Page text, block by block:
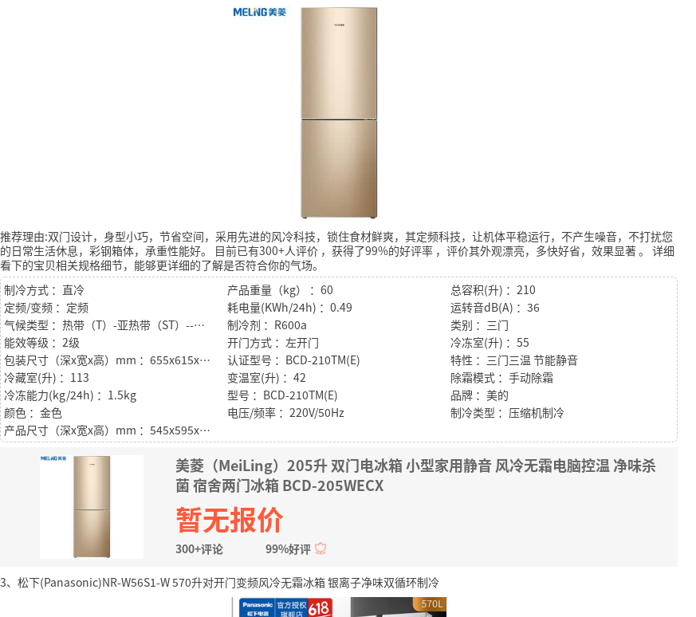
推荐理由:双门设计，身型小巧，节省空间，采用先进的风冷科技，锁住食材鲜爽，其定频科技，让机体平稳运行，不产生噪音，不打扰您
的日常生活休息，彩钢箱体，承重性能好。
目前已有300+人评价 ，获得了99%的好评率 ，评价其外观漂亮，多快好省，效果显著。 详细
看下的宝贝相关规格细节，能够更详细的了解是否符合你的气场。
制冷方式 ：直冷
产品重量（kg） ：60
总容积(升) ：210
定频/变频 ：定频
耗电量(KWh/24h) ：0.49
运转音dB(A) ：36
气候类型 ：热带（T）-亚热带（ST）--温带（N）－亚温带型（SN）
制冷剂 ：R600a
类别 ：三门
能效等级 ：2级
开门方式 ：左开门
冷冻室(升) ：55
包装尺寸（深x宽x高）mm ：655x615x1855
认证型号 ：BCD-210TM(E)
特性 ：三门三温 节能静音
冷藏室(升) ：113
变温室(升) ：42
除霜模式 ：手动除霜
冷冻能力(kg/24h) ：1.5kg
型号 ：BCD-210TM(E)
品牌 ：美的
颜色 ：金色
电压/频率 ：220V/50Hz
制冷类型 ：压缩机制冷
产品尺寸（深x宽x高）mm ：545x595x1759
美菱（MeiLing）205升 双门电冰箱 小型家用静音 风冷无霜电脑控温 净味杀
菌 宿舍两门冰箱 BCD-205WECX
暂无报价
300+评论 99%好评
3、松下(Panasonic)NR-W56S1-W 570升对开门变频风冷无霜冰箱 银离子净味双循环制冷